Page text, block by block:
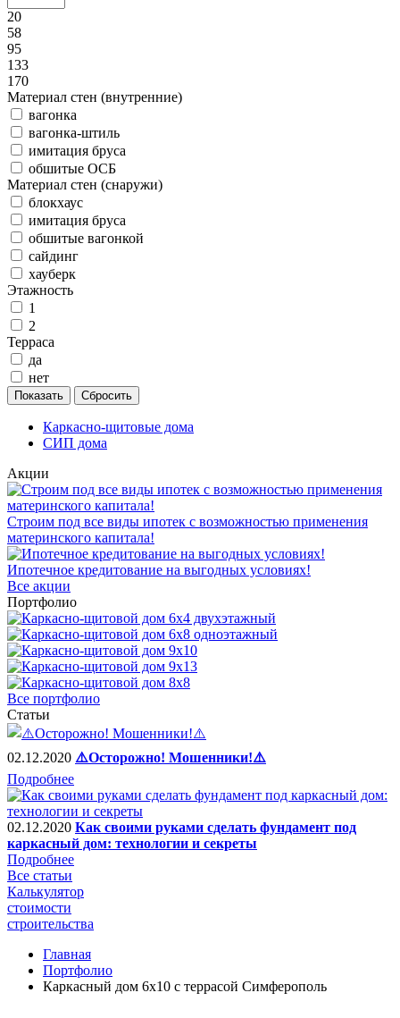
20
58
95
133
170
Материал стен (внутренние)
вагонка
вагонка-штиль
имитация бруса
обшитые ОСБ
Материал стен (снаружи)
блокхаус
имитация бруса
обшитые вагонкой
сайдинг
хауберк
Этажность
1
2
Терраса
да
нет
Каркасно-щитовые дома
СИП дома
Акции
Строим под все виды ипотек с возможностью применения
материнского капитала!
Ипотечное кредитование на выгодных условиях!
Все акции
Портфолио
Все портфолио
Статьи
02.12.2020 ⚠️Осторожно! Мошенники!⚠️
Подробнее
02.12.2020 Как своими руками сделать фундамент под
каркасный дом: технологии и секреты
Подробнее
Все статьи
Калькулятор
стоимости
строительства
Главная
Портфолио
Каркасный дом 6х10 с террасой Симферополь